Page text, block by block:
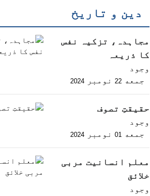
دین و تاریخ
مجاہدہ، تزکیہ نفس
کا ذریعہ
وجود
جمعه 22 نومبر 2024
حقیقتِ تصوف
وجود
جمعه 01 نومبر 2024
معلم انسانیت مربی
خلائق
وجود